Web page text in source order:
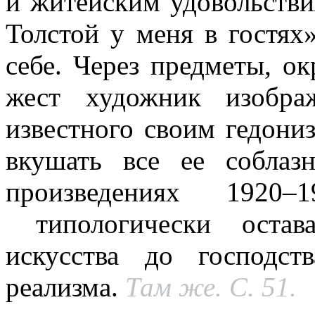
Толстой у меня в
себе. Через предметы,
жест художник
известного своим
вкушать все ее
произведениях
типологически
искусства до
реализма. Там же. С. 51.